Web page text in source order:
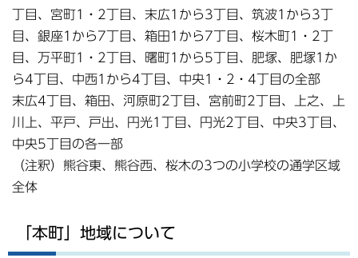
丁目、宮町1・2丁目、末広1から3丁目、筑波1から3丁
目、銀座1から7丁目、箱田1から7丁目、桜木町1・2丁
目、万平町1・2丁目、曙町1から5丁目、肥塚、肥塚1か
ら4丁目、中西1から4丁目、中央1・2・4丁目の全部
末広4丁目、箱田、河原町2丁目、宮前町2丁目、上之、上
川上、平戸、戸出、円光1丁目、円光2丁目、中央3丁目、
中央5丁目の各一部
（注釈）熊谷東、熊谷西、桜木の3つの小学校の通学区域
全体
「本町」地域について